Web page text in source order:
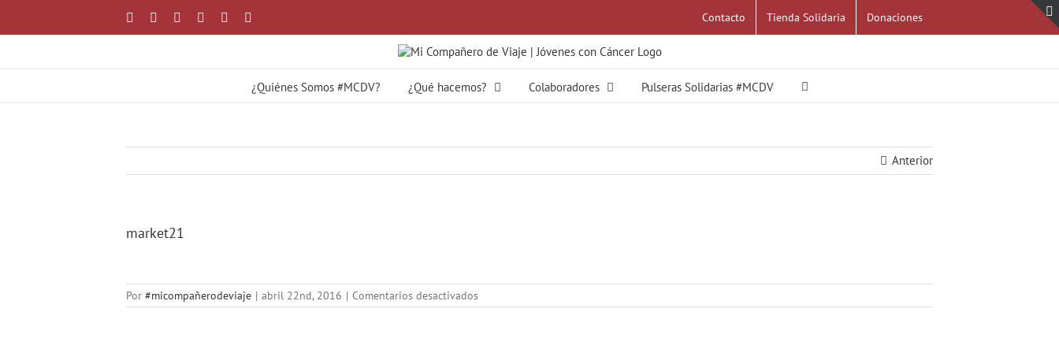
contenido
Facebook YouTubeInstagram
Correo
Contacto Tienda Solidaria Donaciones
¿Quiénes Somos #MCDV? ¿Qué hacemos? Colaboradores Pulseras Solidarias #MCDV
Anterior
market21
Por #micompañerodeviaje | abril 22nd, 2016 | Comentarios desactivadosen
market21